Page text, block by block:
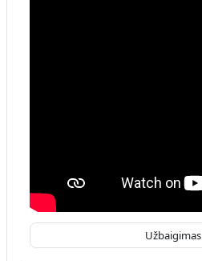
Užbaigimas